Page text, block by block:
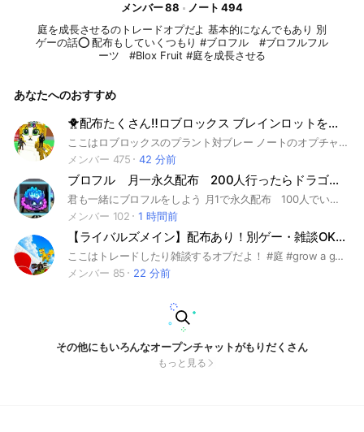
メンバー 88
ノート 494
庭を成長させるのトレードオプだよ 基本的になんでもあり 別
ゲーの話⭕️ 配布もしていくつもり #ブロフル #ブロフルフル
ーツ #Blox Fruit #庭を成長させる
あなたへのおすすめ
🐥配布たくさん‼️ロブロックス ブレインロットを盗む・ブロフル・津波から脱出
ここはロブロックスのプラント対ブレー ノートのオプチャです！取引したり自慢したりして平和に過ごしましょう #ロブロックス #Roblox ＃プラント対ブレーノート ＃プラント対ブレインロット #プラント対ブレインロッド #Plants Vs Brainrots #Plants Vs Brainrot
メンバー 475
42 分前
ブロフル 月一永久配布 200人行ったらドラゴン永久配布
君も一緒にブロフルをしよう 月1で永久配布 100人でいいことがあるかも！？ 宣伝は副官かオーナーに聞いてからでよろしく 自己紹介などはノートにできるだけ書いてください 火山、リヴァ、狐、種族覚醒やレベ上げでも みんなしっかりルールを守ってくれると幸いです
メンバー 102
1 時間前
【ライバルズメイン】配布あり！別ゲー・雑談OKの部屋
ここはトレードしたり雑談するオプだよ！ #庭 #grow a garden #ロブロックス #roblox #グローアガーデン #ガーデンタワーディフェンス #プラント #プラント対ブレインロッド #ブレインロット #ブレインロッド #GardenTowerDefense #ブロフル #ブレインロッドを盗む #Steal a brainrot #Blox Fruits #roblox #grow a garden #ブロスタ #ロブロ #ブレイン #ライバル #フィッシュ #Fish #津波 #津波から逃げろ #津波から脱出 #99 Nights in the Forest #99日 #99日生き残る #ライバル
メンバー 85
22 分前
その他にもいろんなオープンチャットがもりだくさん
もっと見る